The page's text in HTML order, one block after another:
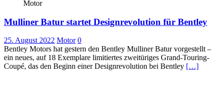
Motor
Mulliner Batur startet Designrevolution für Bentley
25. August 2022 Motor 0
Bentley Motors hat gestern den Bentley Mulliner Batur vorgestellt –
ein neues, auf 18 Exemplare limitiertes zweitüriges Grand-Touring-
Coupé, das den Beginn einer Designrevolution bei Bentley […]